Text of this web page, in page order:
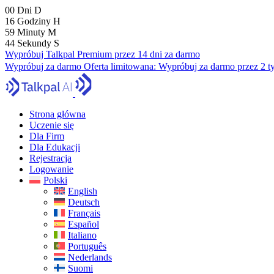
00 Dni D
16 Godziny H
59 Minuty M
43 Sekundy S
Wypróbuj Talkpal Premium przez 14 dni za darmo
Wypróbuj za darmo Oferta limitowana: Wypróbuj za darmo przez 2
Strona główna
Uczenie się
Dla Firm
Dla Edukacji
Rejestracja
Logowanie
Polski
English
Deutsch
Français
Español
Italiano
Português
Nederlands
Suomi